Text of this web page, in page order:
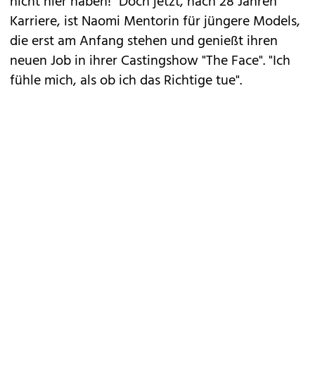
Karriere, ist Naomi Mentorin für jüngere Models,
die erst am Anfang stehen und genießt ihren
neuen Job in ihrer Castingshow "The Face". "Ich
fühle mich, als ob ich das Richtige tue".